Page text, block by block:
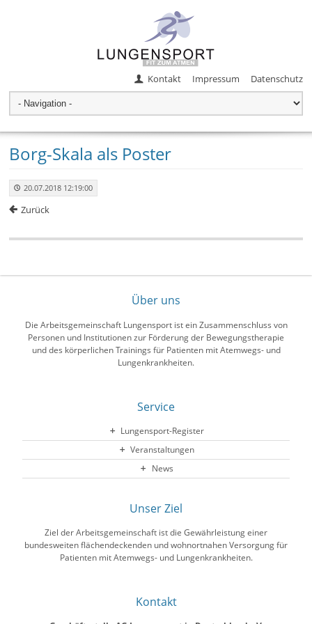
Kontakt Impressum Datenschutz
Borg-Skala als Poster
20.07.2018 12:19:00
Zurück
Über uns
Die Arbeitsgemeinschaft Lungensport ist ein Zusammenschluss von
Personen und Institutionen zur Förderung der Bewegungstherapie
und des körperlichen Trainings für Patienten mit Atemwegs- und
Lungenkrankheiten.
Service
Lungensport-Register
Veranstaltungen
News
Unser Ziel
Ziel der Arbeitsgemeinschaft ist die Gewährleistung einer
bundesweiten flächendeckenden und wohnortnahen Versorgung für
Patienten mit Atemwegs- und Lungenkrankheiten.
Kontakt